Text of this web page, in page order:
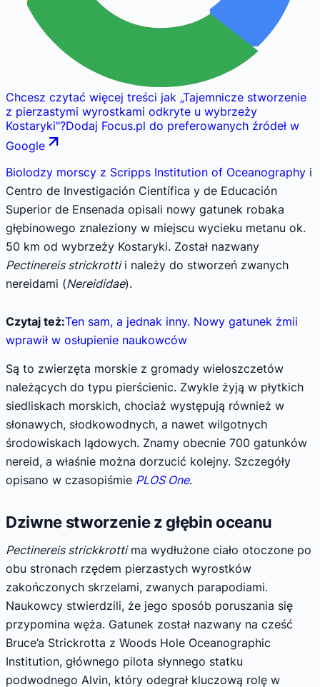
Chcesz czytać więcej treści jak „Tajemnicze stworzenie
z pierzastymi wyrostkami odkryte u wybrzeży
Kostaryki"?Dodaj Focus.pl do preferowanych źródeł w
Google
Biolodzy morscy z Scripps Institution of Oceanography i
Centro de Investigación Científica y de Educación
Superior de Ensenada opisali nowy gatunek robaka
głębinowego znaleziony w miejscu wycieku metanu ok.
50 km od wybrzeży Kostaryki. Został nazwany
Pectinereis strickrottii należy do stworzeń zwanych
nereidami (Nereididae).
Czytaj też:Ten sam, a jednak inny. Nowy gatunek żmii
wprawił w osłupienie naukowców
Są to zwierzęta morskie z gromady wieloszczetów
należących do typu pierścienic. Zwykle żyją w płytkich
siedliskach morskich, chociaż występują również w
słonawych, słodkowodnych, a nawet wilgotnych
środowiskach lądowych. Znamy obecnie 700 gatunków
nereid, a właśnie można dorzucić kolejny. Szczegóły
opisano w czasopiśmie PLOS One.
Dziwne stworzenie z głębin oceanu
Pectinereis strickkrottima wydłużone ciało otoczone po
obu stronach rzędem pierzastych wyrostków
zakończonych skrzelami, zwanych parapodiami.
Naukowcy stwierdzili, że jego sposób poruszania się
przypomina węża. Gatunek został nazwany na cześć
Bruce’a Strickrotta z Woods Hole Oceanographic
Institution, głównego pilota słynnego statku
podwodnego Alvin, który odegrał kluczową rolę w